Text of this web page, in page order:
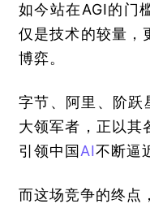
如今站在AGI的门
仅是技术的较量，
博弈。
字节、阿里、阶跃
大领军者，正以其
引领中国AI不断逼
而这场竞争的终点